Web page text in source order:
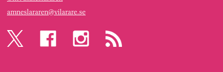
amneslararen@vilarare.se